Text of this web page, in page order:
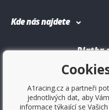
Kde nás najdete
Platba
A1racing.cz a partneři
jednotlivých dat, aby
informace týkající se